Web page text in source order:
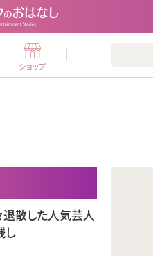
ショップ
退散した人気芸人
し